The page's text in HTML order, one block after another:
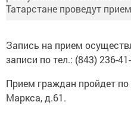
Запись на прием
записи по тел.: (843) 236-
Прием граждан пройдет по
Маркса, д.61.